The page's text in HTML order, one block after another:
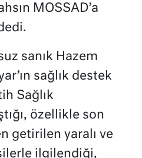
MOSSAD’a
sanık Hazem
sağlık destek
Sağlık
özellikle son
getirilen yaralı ve
ilgilendiği,